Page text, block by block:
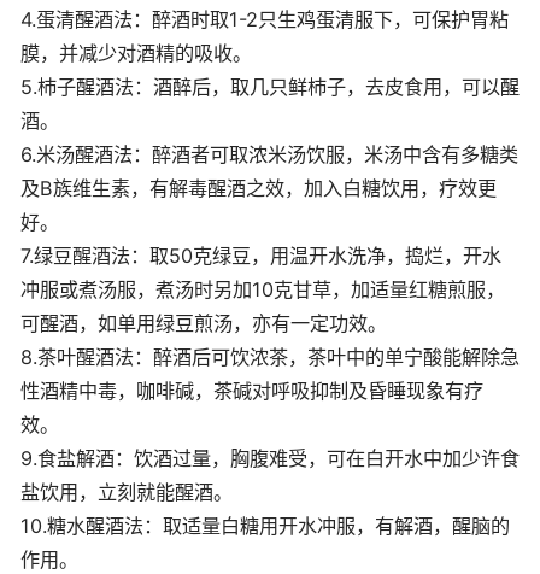
4.蛋清醒酒法：醉酒时取1-2只生鸡蛋清服下，可保护胃粘
膜，并减少对酒精的吸收。
5.杮子醒酒法：酒醉后，取几只鲜杮子，去皮食用，可以醒
酒。
6.米汤醒酒法：醉酒者可取浓米汤饮服，米汤中含有多糖类
及B族维生素，有解毒醒酒之效，加入白糖饮用，疗效更
好。
7.绿豆醒酒法：取50克绿豆，用温开水洗净，捣烂，开水
冲服或煮汤服，煮汤时另加10克甘草，加适量红糖煎服，
可醒酒，如单用绿豆煎汤，亦有一定功效。
8.茶叶醒酒法：醉酒后可饮浓茶，茶叶中的单宁酸能解除急
性酒精中毒，咖啡碱，茶碱对呼吸抑制及昏睡现象有疗
效。
9.食盐解酒：饮酒过量，胸腹难受，可在白开水中加少许食
盐饮用，立刻就能醒酒。
10.糖水醒酒法：取适量白糖用开水冲服，有解酒，醒脑的
作用。